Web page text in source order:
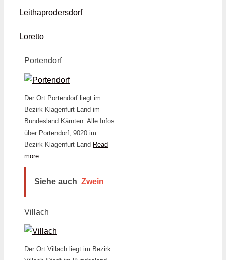
Leithaprodersdorf
Loretto
Portendorf
Der Ort Portendorf liegt im
Bezirk Klagenfurt Land im
Bundesland Kärnten. Alle Infos
über Portendorf, 9020 im
Bezirk Klagenfurt Land Read
more
Siehe auch Zwein
Villach
Der Ort Villach liegt im Bezirk